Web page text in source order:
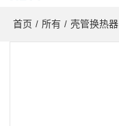
首页 / 所有 / 壳管换热器